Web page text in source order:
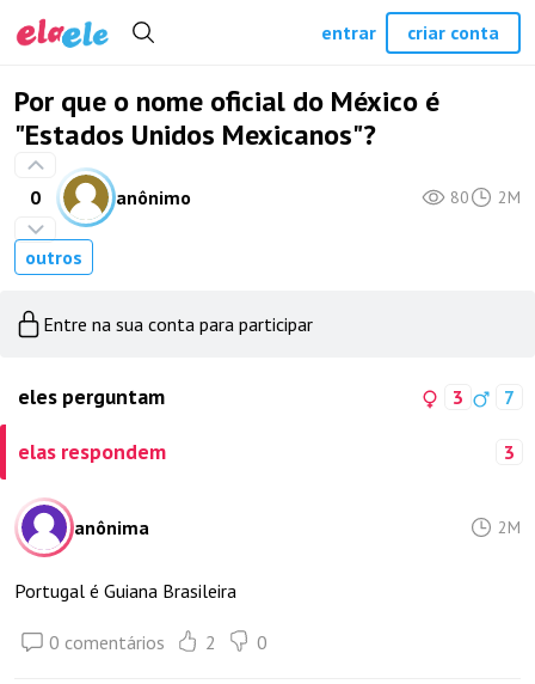
Por que o nome oficial do México é
"Estados Unidos Mexicanos"?
0 anônimo 80 2M
outros
Entre na sua conta para participar
eles perguntam 3 7
elas respondem 3
anônima 2M
Portugal é Guiana Brasileira
0 comentários 2 0
entrar criar conta